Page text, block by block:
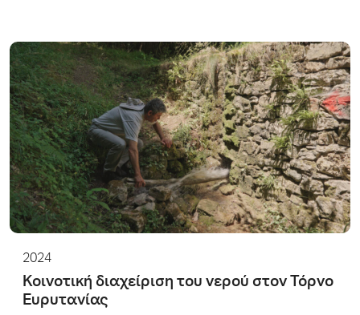
2024
Κοινοτική διαχείριση του νερού στον Τόρνο
Ευρυτανίας